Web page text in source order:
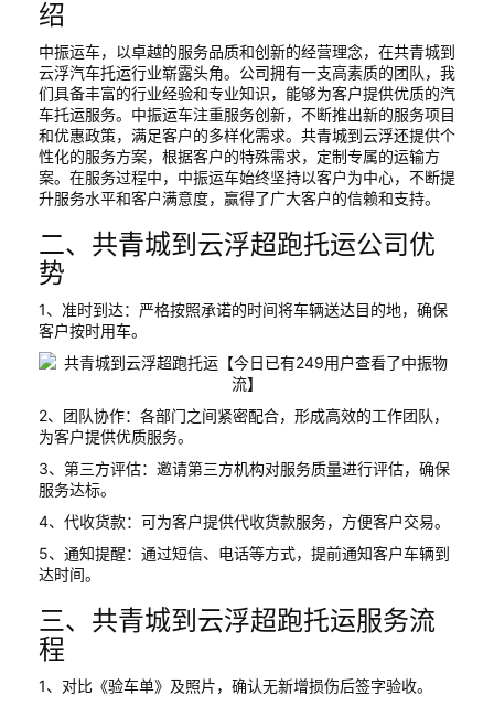
绍
中振运车，以卓越的服务品质和创新的经营理念，在共青城到
云浮汽车托运行业崭露头角。公司拥有一支高素质的团队，我
们具备丰富的行业经验和专业知识，能够为客户提供优质的汽
车托运服务。中振运车注重服务创新，不断推出新的服务项目
和优惠政策，满足客户的多样化需求。共青城到云浮还提供个
性化的服务方案，根据客户的特殊需求，定制专属的运输方
案。在服务过程中，中振运车始终坚持以客户为中心，不断提
升服务水平和客户满意度，赢得了广大客户的信赖和支持。
二、共青城到云浮超跑托运公司优
势
1、准时到达：严格按照承诺的时间将车辆送达目的地，确保
客户按时用车。
2、团队协作：各部门之间紧密配合，形成高效的工作团队，
为客户提供优质服务。
3、第三方评估：邀请第三方机构对服务质量进行评估，确保
服务达标。
4、代收货款：可为客户提供代收货款服务，方便客户交易。
5、通知提醒：通过短信、电话等方式，提前通知客户车辆到
达时间。
三、共青城到云浮超跑托运服务流
程
1、对比《验车单》及照片，确认无新增损伤后签字验收。